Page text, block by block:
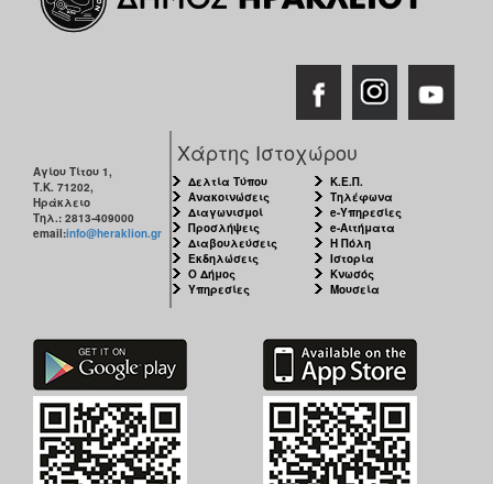
Αγίου Τίτου 1,
Τ.Κ. 71202,
Ηράκλειο
Τηλ.: 2813-409000
email:info@heraklion.gr
Χάρτης Ιστοχώρου
Δελτία Τύπου
Ανακοινώσεις
Διαγωνισμοί
Προσλήψεις
Διαβουλεύσεις
Εκδηλώσεις
Ο Δήμος
Υπηρεσίες
Κ.Ε.Π.
Τηλέφωνα
e-Υπηρεσίες
e-Αιτήματα
Η Πόλη
Ιστορία
Κνωσός
Μουσεία